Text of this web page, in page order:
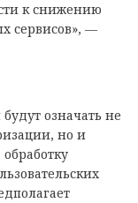
к снижению
сервисов», —
означать не
но и